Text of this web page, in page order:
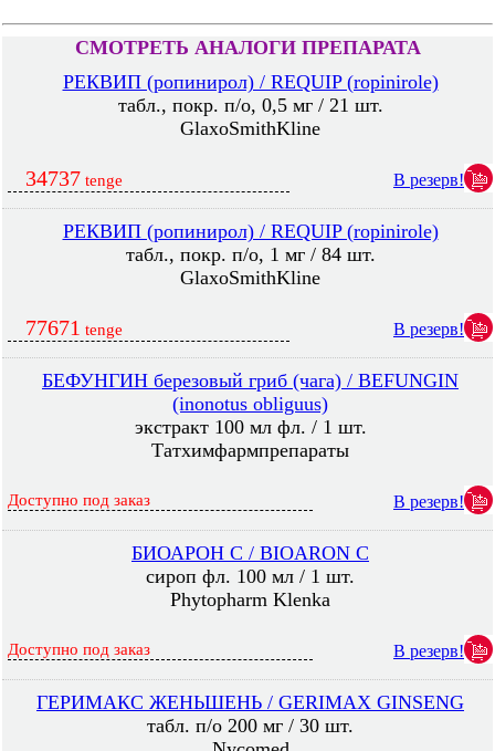
СМОТРЕТЬ АНАЛОГИ ПРЕПАРАТА
РЕКВИП (ропинирол) / REQUIP (ropinirole)
табл., покр. п/о, 0,5 мг / 21 шт.
GlaxoSmithKline
34737 tenge В резерв!
РЕКВИП (ропинирол) / REQUIP (ropinirole)
табл., покр. п/о, 1 мг / 84 шт.
GlaxoSmithKline
77671 tenge В резерв!
БЕФУНГИН березовый гриб (чага) / BEFUNGIN
(inonotus obliguus)
экстракт 100 мл фл. / 1 шт.
Татхимфармпрепараты
Доступно под заказ В резерв!
БИОАРОН C / BIOARON C
сироп фл. 100 мл / 1 шт.
Phytopharm Klenka
Доступно под заказ В резерв!
ГЕРИМАКС ЖЕНЬШЕНЬ / GERIMAX GINSENG
табл. п/о 200 мг / 30 шт.